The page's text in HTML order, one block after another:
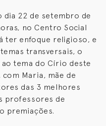
dia 22 de setembro de
no Centro Social
ter enfoque religioso, e
transversais, o
tema do Círio deste
Maria, mãe de
das 3 melhores
professores de
premiações.